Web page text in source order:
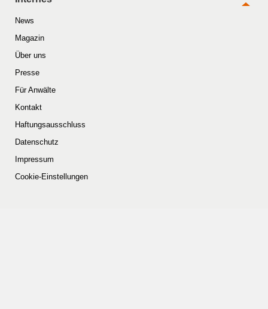
News
Magazin
Über uns
Presse
Für Anwälte
Kontakt
Haftungsausschluss
Datenschutz
Impressum
Cookie-Einstellungen